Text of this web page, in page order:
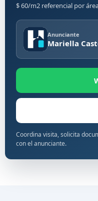
$ 60/m2 referencial por
Anunciante
Mariella
Coordina visita, solicita
con el anunciante.